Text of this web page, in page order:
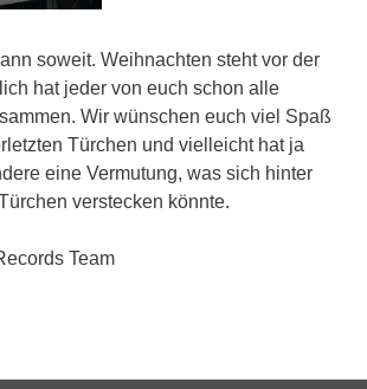
soweit. Weihnachten steht vor der
hat jeder von euch schon alle
Wir wünschen euch viel Spaß
Türchen und vielleicht hat ja
eine Vermutung, was sich hinter
verstecken könnte.
Team